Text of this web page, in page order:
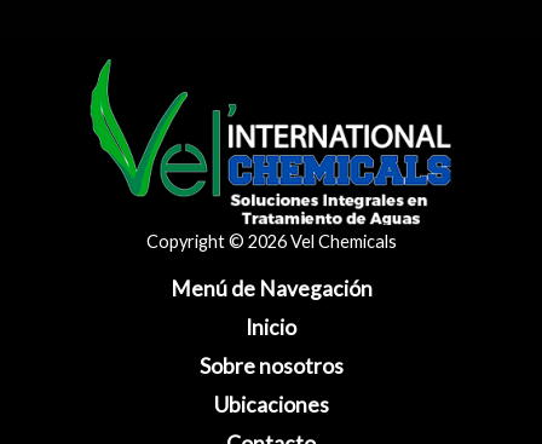
Copyright © 2026 Vel Chemicals
Menú de Navegación
Inicio
Sobre nosotros
Ubicaciones